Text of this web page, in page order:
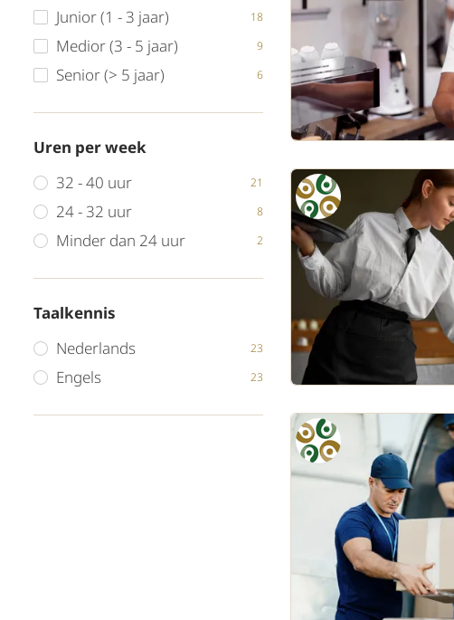
Junior (1 - 3 jaar) 18
Medior (3 - 5 jaar) 9
Senior (> 5 jaar) 6
Uren per week
32 - 40 uur
21
24 - 32 uur 8
Minder dan 24 uur 2
Taalkennis
Nederlands
23
Engels 23